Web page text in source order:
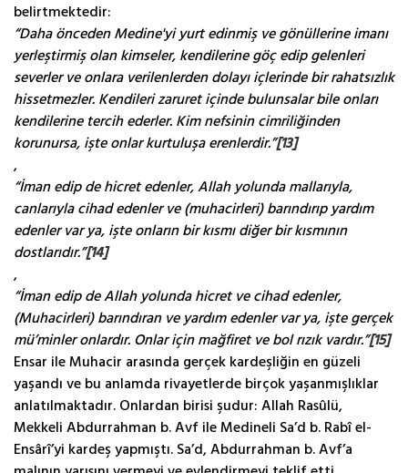
belirtmektedir:
“Daha önceden Medine'yi yurt edinmiş ve gönüllerine imanı
yerleştirmiş olan kimseler, kendilerine göç edip gelenleri
severler ve onlara verilenlerden dolayı içlerinde bir rahatsızlık
hissetmezler. Kendileri zaruret içinde bulunsalar bile onları
kendilerine tercih ederler. Kim nefsinin cimriliğinden
korunursa, işte onlar kurtuluşa erenlerdir.”[13]
,
“İman edip de hicret edenler, Allah yolunda mallarıyla,
canlarıyla cihad edenler ve (muhacirleri) barındırıp yardım
edenler var ya, işte onların bir kısmı diğer bir kısmının
dostlarıdır.”[14]
,
“İman edip de Allah yolunda hicret ve cihad edenler,
(Muhacirleri) barındıran ve yardım edenler var ya, işte gerçek
mü’minler onlardır. Onlar için mağfiret ve bol rızık vardır.”[15]
Ensar ile Muhacir arasında gerçek kardeşliğin en güzeli
yaşandı ve bu anlamda rivayetlerde birçok yaşanmışlıklar
anlatılmaktadır. Onlardan birisi şudur: Allah Rasûlü,
Mekkeli Abdurrahman b. Avf ile Medineli Sa’d b. Rabî el-
Ensârî’yi kardeş yapmıştı. Sa’d, Abdurrahman b. Avf’a